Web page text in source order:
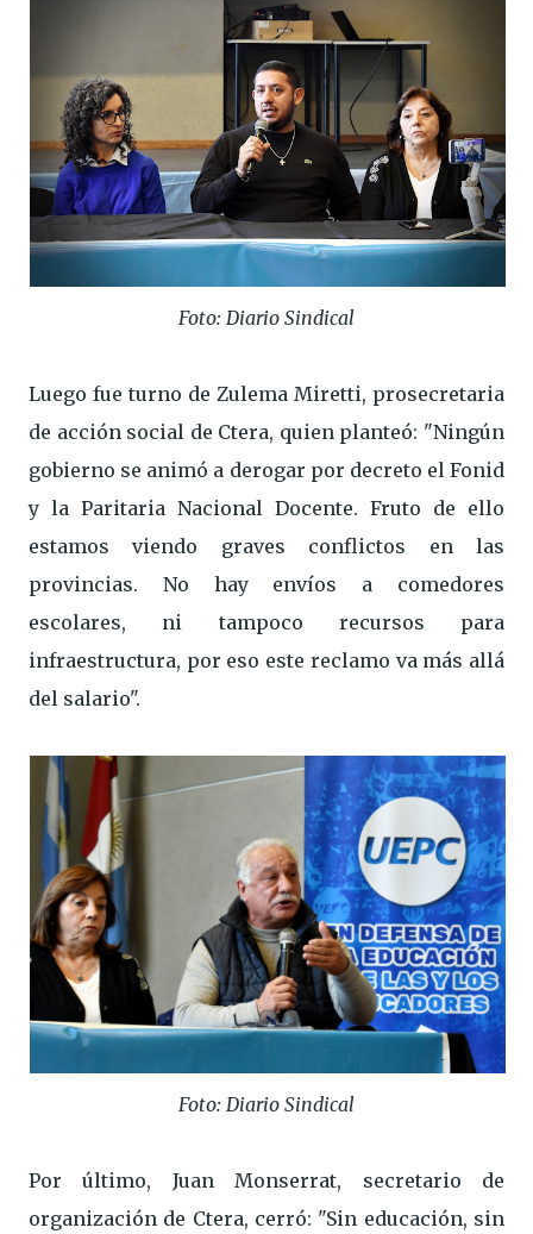
Foto: Diario Sindical
Luego fue turno de Zulema Miretti, prosecretaria
de acción social de Ctera, quien planteó: "Ningún
gobierno se animó a derogar por decreto el Fonid
y la Paritaria Nacional Docente. Fruto de ello
estamos viendo graves conflictos en las
provincias. No hay envíos a comedores
escolares, ni tampoco recursos para
infraestructura, por eso este reclamo va más allá
del salario".
Foto: Diario Sindical
Por último, Juan Monserrat, secretario de
organización de Ctera, cerró: "Sin educación, sin